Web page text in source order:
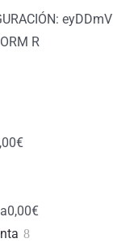
eyDDmV
R
€
0,00€